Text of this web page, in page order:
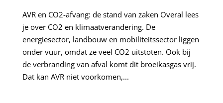
AVR en CO2-afvang: de stand van zaken Overal lees
je over CO2 en klimaatverandering. De
energiesector, landbouw en mobiliteitssector liggen
onder vuur, omdat ze veel CO2 uitstoten. Ook bij
de verbranding van afval komt dit broeikasgas vrij.
Dat kan AVR niet voorkomen,...